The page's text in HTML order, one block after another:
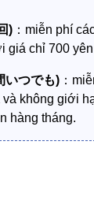
)：miễn phí
giá chỉ 700
いつでも)：
và không giới
hàng tháng.